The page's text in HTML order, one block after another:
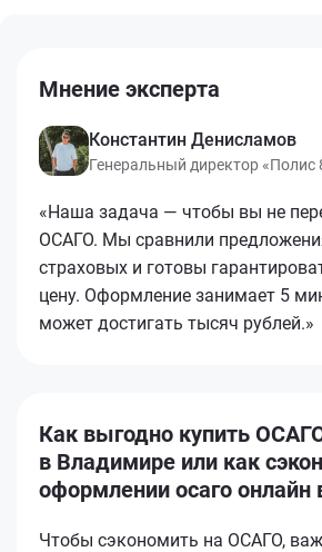
Мнение эксперта
Константин Денисламов
Генеральный директор «Полис
«Наша задача — чтобы вы не
ОСАГО. Мы сравнили
страховых и готовы
цену. Оформление занимает 5
может достигать тысяч рублей.»
Как выгодно купить
в Владимире или как
оформлении осаго
Чтобы сэкономить на ОСАГО,